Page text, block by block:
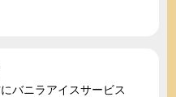
バニラアイスサービス